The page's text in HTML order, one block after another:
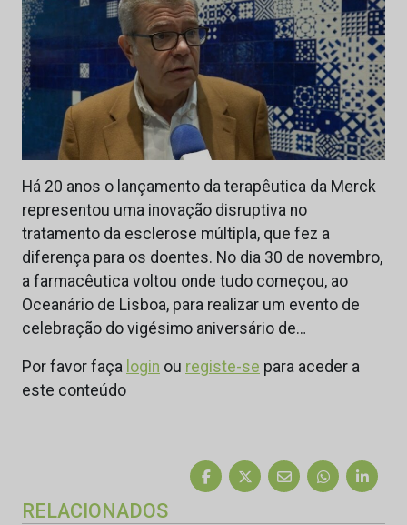
Há 20 anos o lançamento da terapêutica da Merck
representou uma inovação disruptiva no
tratamento da esclerose múltipla, que fez a
diferença para os doentes. No dia 30 de novembro,
a farmacêutica voltou onde tudo começou, ao
Oceanário de Lisboa, para realizar um evento de
celebração do vigésimo aniversário de…
Por favor faça login ou registe-se para aceder a
este conteúdo
RELACIONADOS